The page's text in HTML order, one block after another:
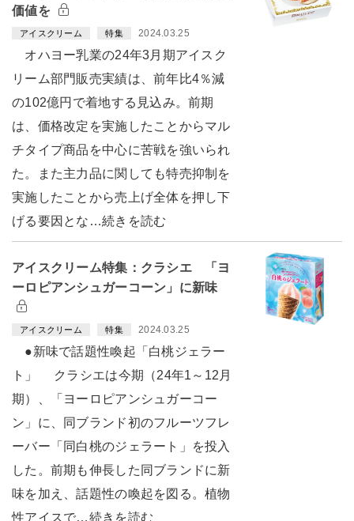
価値を
アイスクリーム 特集 2024.03.25
オハヨー乳業の24年3月期アイスク
リーム部門販売実績は、前年比4％減
の102億円で着地する見込み。前期
は、価格改定を実施したことからマル
チタイプ商品を中心に苦戦を強いられ
た。また主力品に関しても特売抑制を
実施したことから売上げ全体を押し下
げる要因とな…続きを読む
アイスクリーム特集：クラシエ 「ヨ
ーロピアンシュガーコーン」に新味
アイスクリーム 特集 2024.03.25
●新味で話題性喚起「白桃ジェラー
ト」 クラシエは今期（24年1～12月
期）、「ヨーロピアンシュガーコー
ン」に、同ブランド初のフルーツフレ
ーバー「同白桃のジェラート」を投入
した。前期も伸長した同ブランドに新
味を加え、話題性の喚起を図る。植物
性アイスで…続きを読む